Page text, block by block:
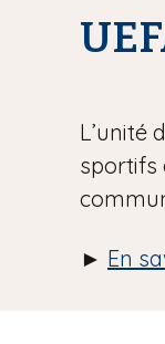
L’unité
sportifs
► En